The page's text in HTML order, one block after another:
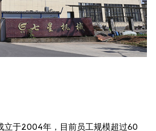
立于2004年，目前员工规模超过60